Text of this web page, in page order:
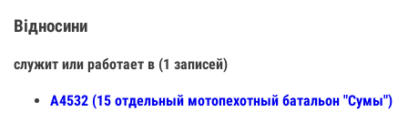
Відносини
служит или работает в (1 записей)
А4532 (15 отдельный мотопехотный батальон "Сумы")